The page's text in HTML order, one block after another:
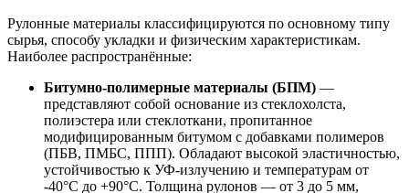
Рулонные материалы классифицируются по основному типу
сырья, способу укладки и физическим характеристикам.
Наиболее распространённые:
Битумно-полимерные материалы (БПМ) —
представляют собой основание из стеклохолста,
полиэстера или стеклоткани, пропитанное
модифицированным битумом с добавками полимеров
(ПБВ, ПМБС, ППП). Обладают высокой эластичностью,
устойчивостью к УФ-излучению и температурам от
-40°C до +90°C. Толщина рулонов — от 3 до 5 мм,